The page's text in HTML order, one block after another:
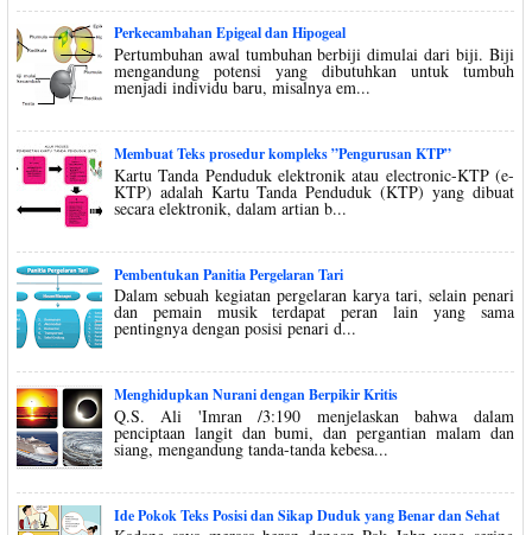
Perkecambahan Epigeal dan Hipogeal
Pertumbuhan awal tumbuhan berbiji dimulai dari biji. Biji
mengandung potensi yang dibutuhkan untuk tumbuh
menjadi individu baru, misalnya em...
Membuat Teks prosedur kompleks ”Pengurusan KTP”
Kartu Tanda Penduduk elektronik atau electronic-KTP (e-
KTP) adalah Kartu Tanda Penduduk (KTP) yang dibuat
secara elektronik, dalam artian b...
Pembentukan Panitia Pergelaran Tari
Dalam sebuah kegiatan pergelaran karya tari, selain penari
dan pemain musik terdapat peran lain yang sama
pentingnya dengan posisi penari d...
Menghidupkan Nurani dengan Berpikir Kritis
Q.S. Ali 'Imran /3:190 menjelaskan bahwa dalam
penciptaan langit dan bumi, dan pergantian malam dan
siang, mengandung tanda-tanda kebesa...
Ide Pokok Teks Posisi dan Sikap Duduk yang Benar dan Sehat